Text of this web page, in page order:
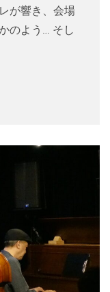
が響き、会場
のよう… そし